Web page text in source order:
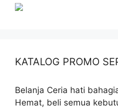
KATALOG PROMO
Belanja Ceria hati
Hemat, beli semua